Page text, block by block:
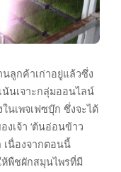
ลูกค้าเก่าอยู่แล้วซึ่ง
นเจาะกลุ่มออนไลน์
นเพจเฟซบุ๊ก ซึ่งจะได้
เจ้า ‘ต้นอ่อนข้าว
เนื่องจากตอนนี้
พืชผักสมุนไพรที่มี